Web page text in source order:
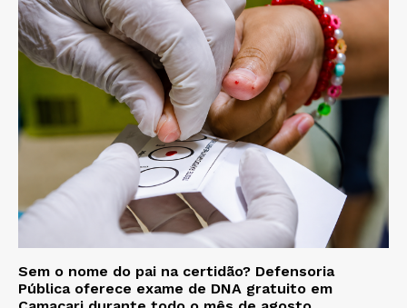
Sem o nome do pai na certidão? Defensoria
Pública oferece exame de DNA gratuito em